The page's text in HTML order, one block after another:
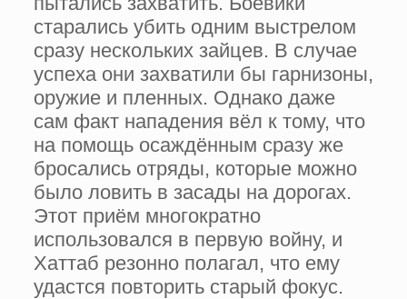
старались убить одним выстрелом
сразу нескольких зайцев. В случае
успеха они захватили бы гарнизоны,
оружие и пленных. Однако даже
сам факт нападения вёл к тому, что
на помощь осаждённым сразу же
бросались отряды, которые можно
было ловить в засады на дорогах.
Этот приём многократно
использовался в первую войну, и
Хаттаб резонно полагал, что ему
удастся повторить старый фокус.